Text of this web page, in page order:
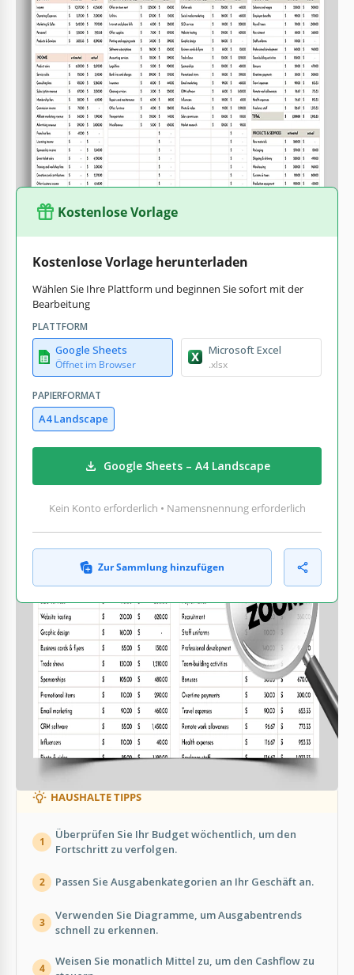
Community
Zu Sammlungen hinzugefügt von 7 Nutzer
Nutzungsstatistiken
25 Downloads in diesem Monat
Hauptmerkmale dieser Vorlage
Budgetmethode Null-basiert Haushalte Vorlagen
Kostenlose Vorlage
Kostenlose Vorlage herunterladen
Wählen Sie Ihre Plattform und beginnen Sie sofort mit der
Bearbeitung
PLATTFORM
Google Sheets
Öffnet im Browser
Microsoft Excel
.xlsx
PAPIERFORMAT
A4 Landscape
Google Sheets – A4 Landscape
Kein Konto erforderlich • Namensnennung erforderlich
Zur Sammlung hinzufügen
WAS ENTHALTEN IST
Verfolgung geschätzter vs tatsächlicher Ausgaben
Nullbasierte Budgetierung für präzise Planung
Ausgabenkategorien mit Aufschlüsselungen
Visuelle Diagramme zur Ausgabenanalyse
HAUSHALTE TIPPS
1
Überprüfen Sie Ihr Budget wöchentlich, um den
Fortschritt zu verfolgen.
2 Passen Sie Ausgabenkategorien an Ihr Geschäft an.
3
Verwenden Sie Diagramme, um Ausgabentrends
schnell zu erkennen.
4
Weisen Sie monatlich Mittel zu, um den Cashflow zu